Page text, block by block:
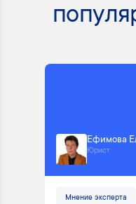
Ефимова
Юрист
Мнение эксперта